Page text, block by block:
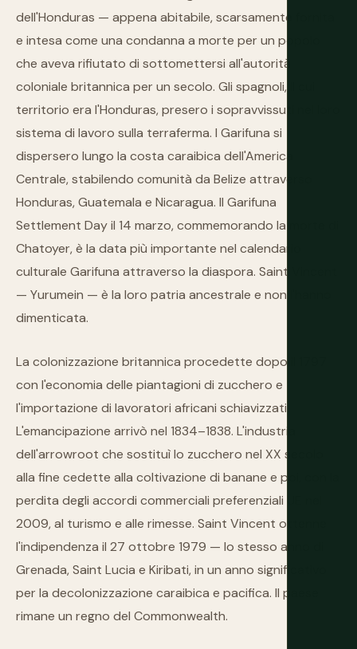
dell'Honduras — appena abitabile, scarsamente fornita
e intesa come una condanna a morte per un popolo
che aveva rifiutato di sottomettersi all'autorità
coloniale britannica per un secolo. Gli spagnoli, il cui
territorio era l'Honduras, presero i sopravvissuti nel loro
sistema di lavoro sulla terraferma. I Garifuna si
dispersero lungo la costa caraibica dell'America
Centrale, stabilendo comunità da Belize attraverso
Honduras, Guatemala e Nicaragua. Il Garifuna
Settlement Day il 14 marzo, commemorando la morte di
Chatoyer, è la data più importante nel calendario
culturale Garifuna attraverso la diaspora. Saint Vincent
— Yurumein — è la loro patria ancestrale e non l'hanno
dimenticata.
La colonizzazione britannica procedette dopo il 1797
con l'economia delle piantagioni di zucchero e
l'importazione di lavoratori africani schiavizzati.
L'emancipazione arrivò nel 1834–1838. L'industria
dell'arrowroot che sostituì lo zucchero nel XX secolo
alla fine cedette alla coltivazione di banane e poi, con la
perdita degli accordi commerciali preferenziali UE nel
2009, al turismo e alle rimesse. Saint Vincent ottenne
l'indipendenza il 27 ottobre 1979 — lo stesso anno di
Grenada, Saint Lucia e Kiribati, in un anno significativo
per la decolonizzazione caraibica e pacifica. Il paese
rimane un regno del Commonwealth.